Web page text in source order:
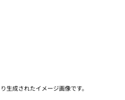
生成されたイメージ画像です。